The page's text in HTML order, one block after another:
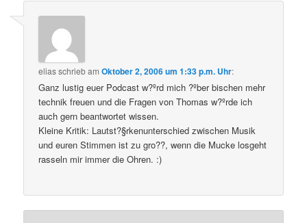
eliasschriebamOktober 2, 2006 um 1:33 p.m. Uhr:
Ganz lustig euer Podcast w?ºrd mich ?ºber bischen mehr
technik freuen und die Fragen von Thomas w?ºrde ich
auch gern beantwortet wissen.
Kleine Kritik: Lautst?§rkenunterschied zwischen Musik
und euren Stimmen ist zu gro??, wenn die Mucke losgeht
rasseln mir immer die Ohren. :)